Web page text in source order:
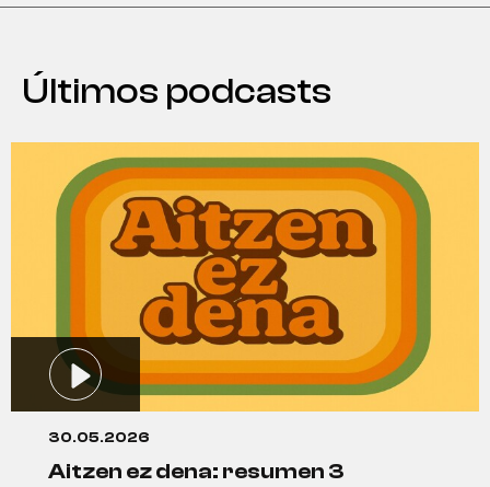
Últimos podcasts
30.05.2026
aitzen ez dena: resumen 3